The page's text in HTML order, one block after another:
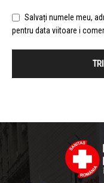
Salvați numele meu,
pentru data viitoare i